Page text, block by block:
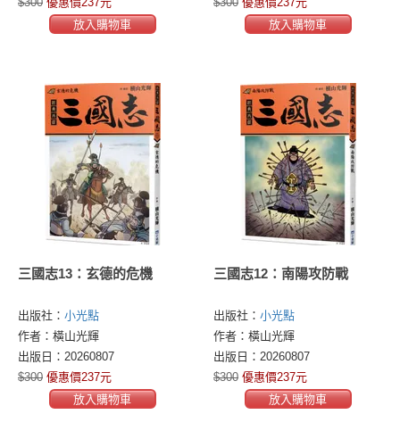
放入購物車
放入購物車
三國志13：玄德的危機
出版社： 小光點
作者：橫山光輝
出版日：20260807
$300 優惠價237元
放入購物車
三國志12：南陽攻防戰
出版社： 小光點
作者：橫山光輝
出版日：20260807
$300 優惠價237元
放入購物車